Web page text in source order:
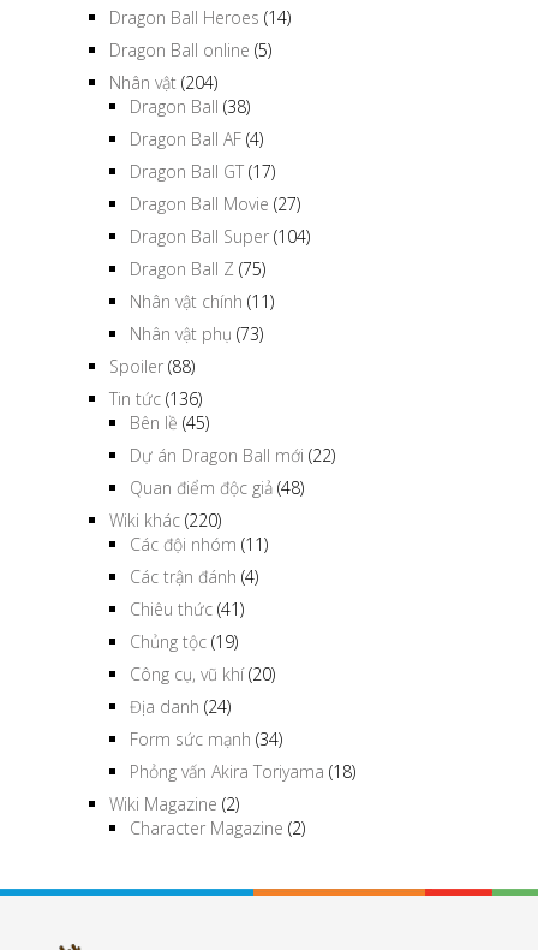
Dragon Ball Heroes (14)
Dragon Ball online (5)
Nhân vật (204)
Dragon Ball (38)
Dragon Ball AF (4)
Dragon Ball GT (17)
Dragon Ball Movie (27)
Dragon Ball Super (104)
Dragon Ball Z (75)
Nhân vật chính (11)
Nhân vật phụ (73)
Spoiler (88)
Tin tức (136)
Bên lề (45)
Dự án Dragon Ball mới (22)
Quan điểm độc giả (48)
Wiki khác (220)
Các đội nhóm (11)
Các trận đánh (4)
Chiêu thức (41)
Chủng tộc (19)
Công cụ, vũ khí(20)
Địa danh (24)
Form sức mạnh (34)
Phỏng vấn Akira Toriyama (18)
Wiki Magazine (2)
Character Magazine (2)